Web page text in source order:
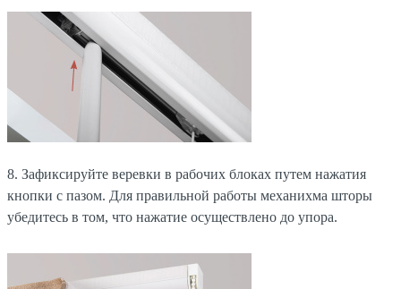
8. Зафиксируйте веревки в рабочих блоках путем нажатия
кнопки с пазом. Для правильной работы механихма шторы
убедитесь в том, что нажатие осуществлено до упора.